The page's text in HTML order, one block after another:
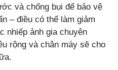
và chống bụi để bảo vệ
– điều có thể làm giảm
nhiếp ảnh gia chuyên
rộng và chân máy sẽ cho